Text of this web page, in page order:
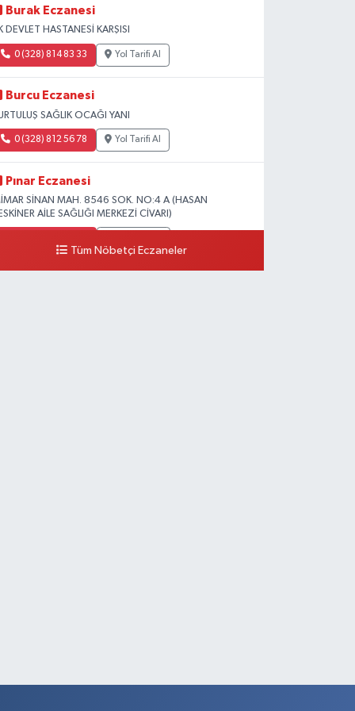
Burak Eczanesi
DEVLET HASTANESİ KARŞISI
0 (328) 814 83 33 Yol Tarifi Al
Burcu Eczanesi
SAĞLIK OCAĞI YANI
0 (328) 812 56 78 Yol Tarifi Al
Pınar Eczanesi
SİNAN MAH. 8546 SOK. NO:4 A (HASAN
AİLE SAĞLIĞI MERKEZİ CİVARI)
Tüm Nöbetçi Eczaneler